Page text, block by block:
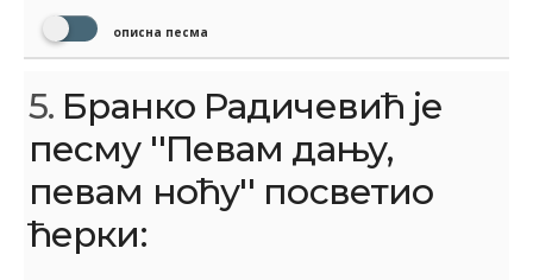
описна песма
5. Бранко Радичевић је
песму ''Певам дању,
певам ноћу'' посветио
ћерки: